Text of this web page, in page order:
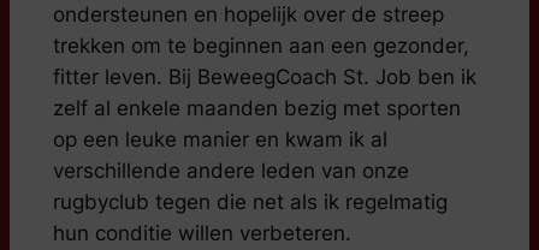
ondersteunen en hopelijk over de streep
trekken om te beginnen aan een gezonder,
fitter leven. Bij BeweegCoach St. Job ben ik
zelf al enkele maanden bezig met sporten
op een leuke manier en kwam ik al
verschillende andere leden van onze
rugbyclub tegen die net als ik regelmatig
hun conditie willen verbeteren.